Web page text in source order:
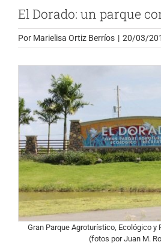
El Dorado: un parque
Por Marielisa Ortiz Berríos | 20/03/
Gran Parque Agroturístico, Ecológico y
(fotos por Juan M.